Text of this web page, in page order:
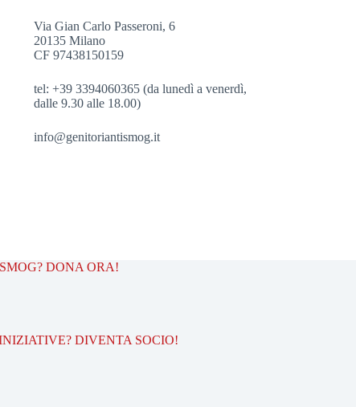
Via Gian Carlo Passeroni, 6
20135 Milano
CF 97438150159
tel: +39 3394060365 (da lunedì a venerdì,
dalle 9.30 alle 18.00)
info@genitoriantismog.it
DONA ORA!
DIVENTA SOCIO!